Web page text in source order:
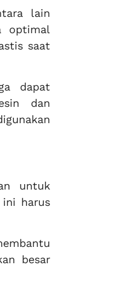
lain
optimal
saat
dapat
dan
untuk
ini harus
besar